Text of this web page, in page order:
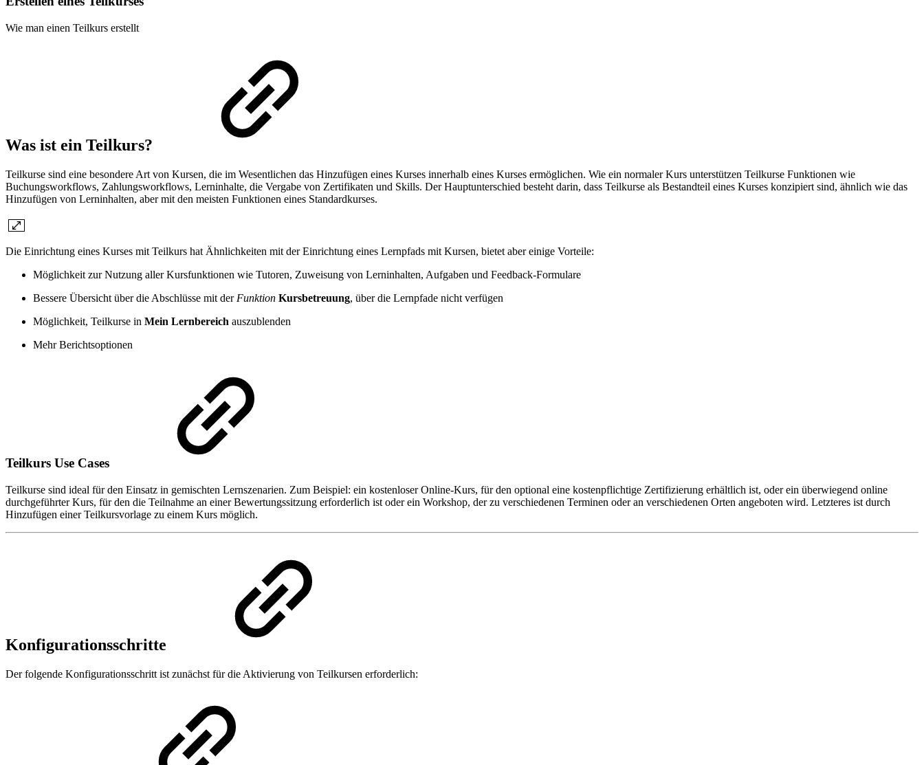
Wie man einen Teilkurs erstellt
Was ist ein Teilkurs?
Teilkurse sind eine besondere Art von Kursen, die im Wesentlichen das Hinzufügen eines Kurses innerhalb eines Kurses ermöglichen. Wie ein normaler Kurs unterstützen Teilkurse Funktionen wie
Buchungsworkflows, Zahlungsworkflows, Lerninhalte, die Vergabe von Zertifikaten und Skills. Der Hauptunterschied besteht darin, dass Teilkurse als Bestandteil eines Kurses konzipiert sind, ähnlich wie das
Hinzufügen von Lerninhalten, aber mit den meisten Funktionen eines Standardkurses.
Die Einrichtung eines Kurses mit Teilkurs hat Ähnlichkeiten mit der Einrichtung eines Lernpfads mit Kursen, bietet aber einige Vorteile:
Möglichkeit zur Nutzung aller Kursfunktionen wie Tutoren, Zuweisung von Lerninhalten, Aufgaben und Feedback-Formulare
Bessere Übersicht über die Abschlüsse mit der Funktion Kursbetreuung, über die Lernpfade nicht verfügen
Möglichkeit, Teilkurse in Mein Lernbereich auszublenden
Mehr Berichtsoptionen
Teilkurs Use Cases
Teilkurse sind ideal für den Einsatz in gemischten Lernszenarien. Zum Beispiel: ein kostenloser Online-Kurs, für den optional eine kostenpflichtige Zertifizierung erhältlich ist, oder ein überwiegend online
durchgeführter Kurs, für den die Teilnahme an einer Bewertungssitzung erforderlich ist oder ein Workshop, der zu verschiedenen Terminen oder an verschiedenen Orten angeboten wird. Letzteres ist durch
Hinzufügen einer Teilkursvorlage zu einem Kurs möglich.
Konfigurationsschritte
Der folgende Konfigurationsschritt ist zunächst für die Aktivierung von Teilkursen erforderlich: